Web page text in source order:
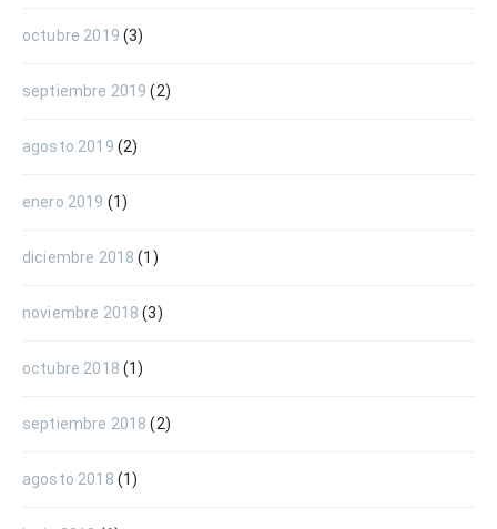
octubre 2019 (3)
septiembre 2019 (2)
agosto 2019 (2)
enero 2019 (1)
diciembre 2018 (1)
noviembre 2018 (3)
octubre 2018 (1)
septiembre 2018 (2)
agosto 2018 (1)